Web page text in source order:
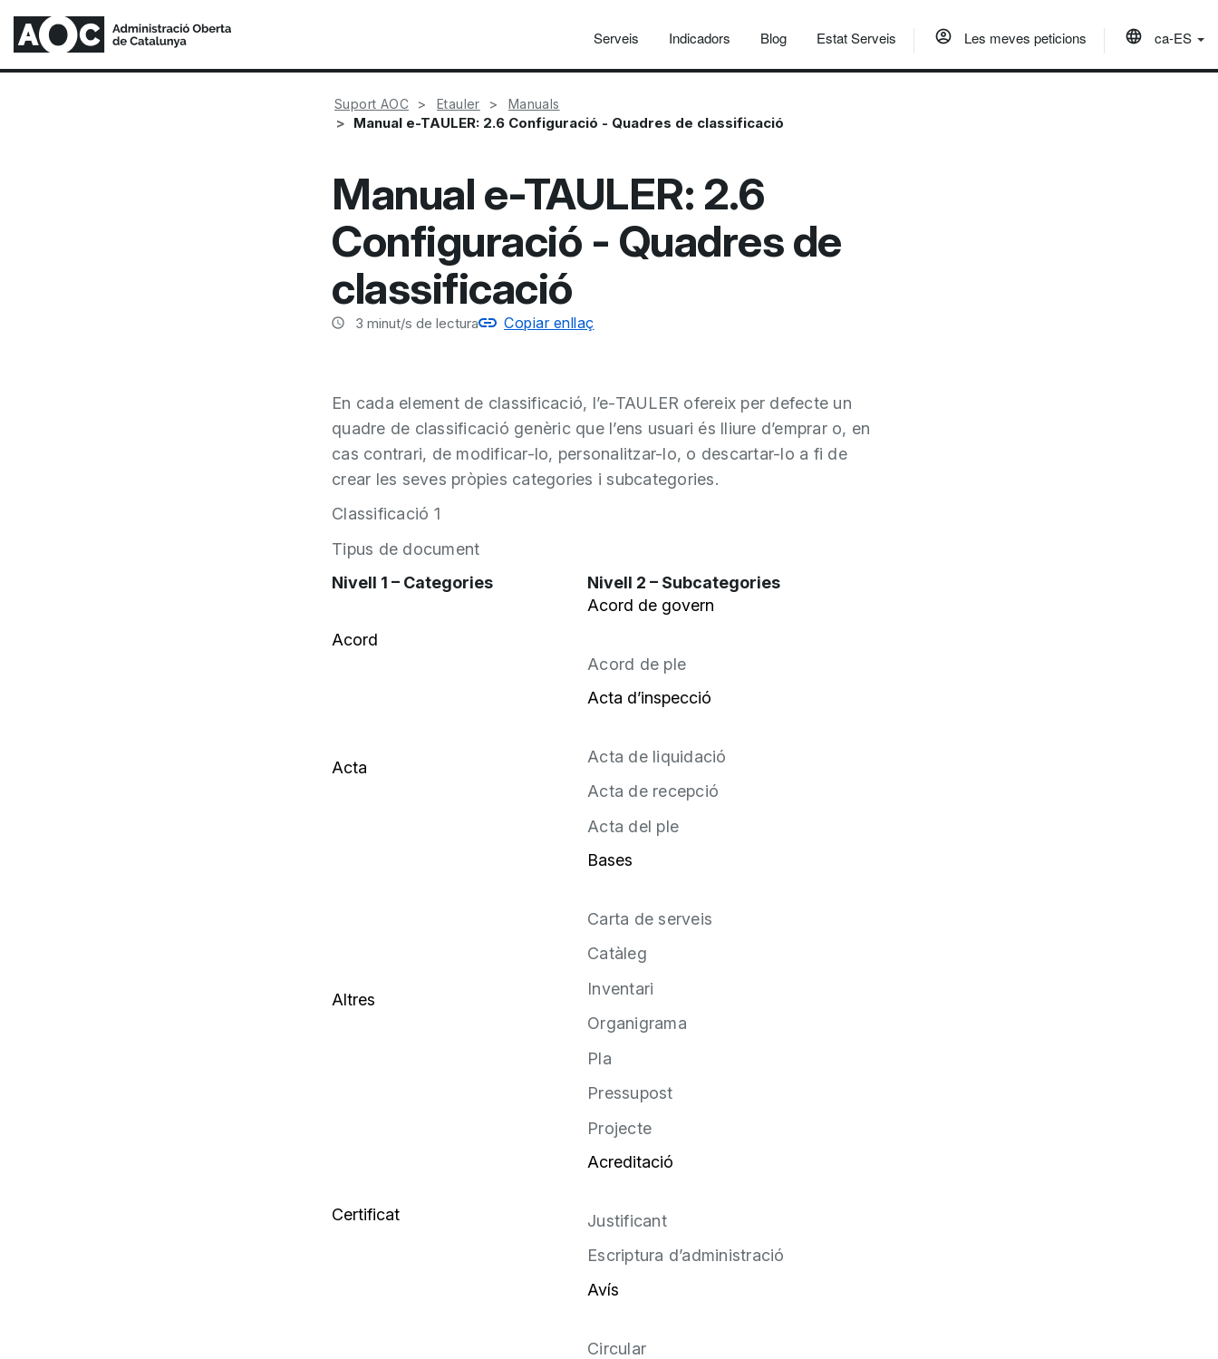
Serveis Indicadors Blog Estat Serveis Les meves peticions ca-ES
Suport AOC Etauler Manuals
Manual e-TAULER: 2.6 Configuració - Quadres de classificació
Manual e-TAULER: 2.6
Configuració - Quadres de
classificació
3 minut/s de lectura Copiar enllaç
En cada element de classificació, l’e-TAULER ofereix per defecte un
quadre de classificació genèric que l’ens usuari és lliure d’emprar o, en
cas contrari, de modificar-lo, personalitzar-lo, o descartar-lo a fi de
crear les seves pròpies categories i subcategories.
Classificació 1
Tipus de document
Nivell 1 – Categories
Nivell 2 – Subcategories
Acord
Acord de govern
Acord de ple
Acta
Acta d’inspecció
Acta de liquidació
Acta de recepció
Acta del ple
Altres
Bases
Carta de serveis
Catàleg
Inventari
Organigrama
Pla
Pressupost
Projecte
Certificat
Acreditació
Justificant
Escriptura d’administració
Avís
Circular